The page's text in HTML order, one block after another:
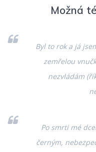
Možná
Byl to rok a já
zemřelou
nezvládám
Po smrti mé
černým,